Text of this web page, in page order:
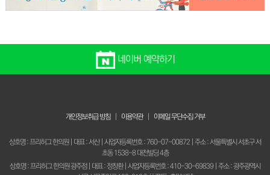
네이버 예약하기
개인정보취급 방침 이용약관 이메일 무단수집 거부
상호명 : 프리허그 한의원 | 대표 : 서산 | 사업자등록번호 : 760-07-00872 | 주소 : 서울특별시 서초구 서
초동 1538-8 대천빌딩 4층
상호명 : 프리허그 한의원 광주점 | 대표 : 정창환 | 사업자등록번호 : 410-30-69839 | 주소 : 광주광역시